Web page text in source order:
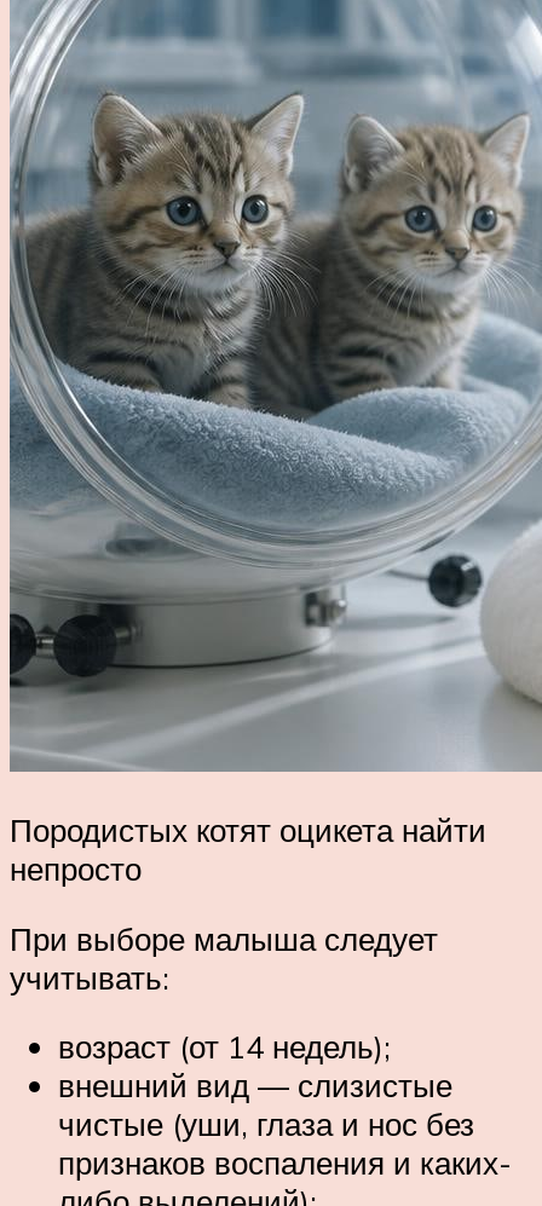
Породистых котят оцикета найти
непросто
При выборе малыша следует
учитывать:
возраст (от 14 недель);
внешний вид — слизистые
чистые (уши, глаза и нос без
признаков воспаления и каких-